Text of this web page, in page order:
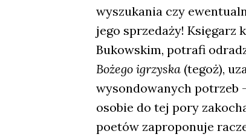
wyszu­ka­nia czy
jego sprze­da­ży! Księ­garz
Bukow­skim, potra­fi
Boże­go igrzy­ska(tegoż),
wyson­do­wa­nych potrzeb
oso­bie do tej pory
poetów zapro­po­nu­je